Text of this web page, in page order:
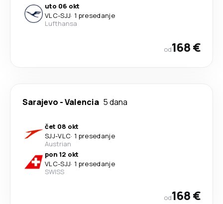
uto 06 okt
VLC-SJJ· 1 presedanje
Lufthansa
od168 €
Sarajevo -Valencia 5 dana
čet 08 okt
SJJ-VLC· 1 presedanje
Austrian
pon 12 okt
VLC-SJJ· 1 presedanje
SWISS
od168 €